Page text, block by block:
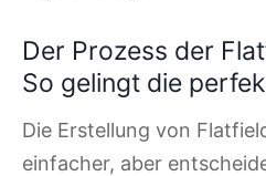
Der Prozess der
So gelingt die
Die Erstellung von
einfacher, aber